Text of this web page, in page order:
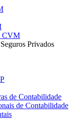
CVM
Privados
de Contabilidade
de Contabilidade